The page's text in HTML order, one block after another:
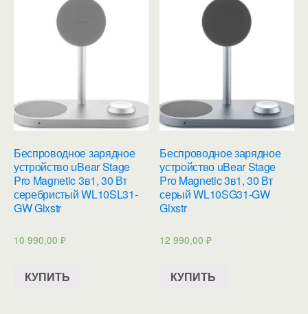
Беспроводное зарядное
устройство uBear Stage
Pro Magnetic 3в1, 30 Вт
серебристый WL10SL31-
GW Glxstr
10 990,00 ₽
КУПИТЬ
Беспроводное зарядное
устройство uBear Stage
Pro Magnetic 3в1, 30 Вт
серый WL10SG31-GW
Glxstr
12 990,00₽
КУПИТЬ